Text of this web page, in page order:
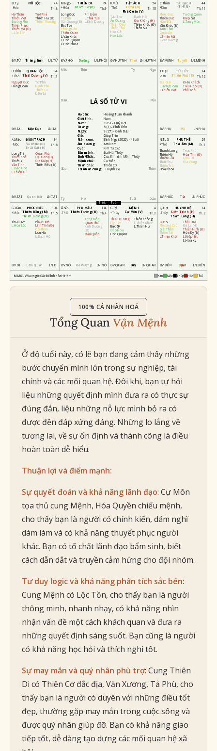
Đ.Tỵ
-Hỏa
NÔ BỘC 74
Th.8
Hỷ Thần
Thiên Việt
Đường Phù
Thiên Phúc
Thiên Mã (Đ)
L.Lộc Tồn
Tuế Phá
Thiên Hư (Đ)
Thiên Thương
ĐV.TỬ Tràng Sinh LN.TỬ
Mão
M.Ngọ
+Hỏa
THIÊN DI
Thiên Cơ (Đ)
64
Th.9
Long Đức
Tả Phù
Văn Xương (Đ)
Bát Tọa
Phong Cáo
Thiên Quan
L.Văn Khúc
L.Hóa Quyền
L.Hóa Khoa
Phi Liêm
L.Thái Tuế
L.Kình Dương
ĐV.PHỐI Dưỡng LN.PHỐI
Thìn
K.Mùi
-Thổ
TẬT ÁCH
Tử Vi (Đ)
Phá Quân (V)
54
Th.10
Tấu Thư
Ân Quang
Thiên Quý
Thiên Thọ
Hoa Cái
Hóa Lộc
Bạch Hổ
Địa Không (H)
Thiên Khốc (Đ)
Thiên Sứ
ĐV.HUYNH Thai LN.HUYNH
Tỵ
C.Thân
+Kim
TÀI BẠCH
<THÂN>
44
Th.11
Phúc Đức
Thiên Đức
Hữu Bật
Văn Khúc (Đ)
Tam Thai
Quốc Ấn
L.Thiên Mã
L.Văn Xương
Tướng Quân
Kiếp Sát
L.Tang Môn
ĐV.MỆNH Tuyệt LN.MỆNH
Ngọ
B.Thìn
+Thổ
QUAN LỘC
Thái Dương (V)
84
Th.7
Nguyệt Đức
Hồng Loan
Tử Phù
Bệnh Phù
Thiên La
L.Đà La
ĐV.TÀI Mộc Dục LN.TÀI
Dần LÁ SỐ TỬ VI
Họ tên:
Hoàng Tuấn Khanh
Giới tính:
Nam
Năm:
1983 – Quý Hợi
Tháng:
5 (3) – Bính Thìn
Ngày: 9 (27) – Đinh Dậu
Giờ: Giáp Thìn
Năm xem: Bính Ngọ (2026), 44 tuổi
Âm dương:
Âm Nam
Cục:
Kim Tứ Cục
Bản mệnh: Đại Hải Thủy
Sinh/Khắc: Cục Kim sinh Mệnh Thủy
Mệnh chủ: Cự Môn
Thân chủ:
Thiên Cơ
Lai nhân cung:
Huynh Đệ
T.Dậu
-Kim
TỬ TỨC
Thiên Phủ (B)
34
Th.12
Địa Giải
L.Hồng Loan
L.Thiên Việt
Điếu Khách
Tiểu Hao (Đ)
Phá Toái
ĐV.PHỤ Mộ LN.PHỤ
Mùi
Ấ.Mão
-Mộc
ĐIỀN TRẠCH
Vũ Khúc (Đ)
Thất Sát (H)
94
Th.6
Long Trì
Thiên Khôi
Thiên Y
Văn Tinh
L.Đào Hoa
L.Thiên Hỉ
Quan Phù
Đại Hao (Đ)
Địa Kiếp (H)
Thiên Riêu (Đ)
ĐV.TẬT Quan Đới LN.TẬT
Sửu
N.Tuất
+Thổ
PHU THÊ
Thái Âm (M)
24
Th.1
Thanh Long
Thiên Hỷ
Thiên Giải
Thai Phụ
Thiên Trù
Hóa Khoa
Trực Phù
Hỏa Tinh (Đ)
Quả Tú
Địa Võng
ĐV.PHÚC Tử LN.PHÚC
Thân
G.Dần
+Mộc
PHÚC ĐỨC
Thiên Đồng (M)
Thiên Lương (V)
104
Th.5
Thiếu Âm
L.Hóa Lộc
Phục Binh
Linh Tinh (Đ)
Cô Thần
Lưu Hà
L.Bạch Hổ
ĐV.DI Lâm Quan LN.DI
Tý
Ấ.Sửu
-Thổ
PHỤ MẪU
Thiên Tướng (Đ)
114
Th.4
Tang Môn
Quan Phủ
Kình Dương
(Đ)
Đẩu Quân
ĐV.NÔ Đế Vượng LN.NÔ
Hợi
Triệt Tuần
G.Tý
+Thủy
MỆNH
Cự Môn (V)
4
Th.3
Thiếu Dương
Lộc Tồn
Bác Sỹ
Đào Hoa
Hóa Quyền
Thiên Không
L.Thiên Khốc
L.Thiên Hư
ĐV.QUAN Suy LN.QUAN
Tuất
Q.Hợi
-Thủy
HUYNH ĐỆ
Liêm Trinh (H)
Tham Lang (H)
14
Th.2
Lực Sĩ
Phượng Các
Giải Thần
Thiên Tài
L.Thiên Khôi
Thái Tuế
Đà La (H)
Thiên Hình (Đ)
Hóa Kỵ (Đ)
L.Kiếp Sát
L.Hóa Kỵ
ĐV.ĐIỀN Bệnh LN.ĐIỀN
Dậu
M:MiếuV:VượngĐ:ĐắcB:Bình hòaH:Hãm Kim Mộc Thủy Hỏa Thổ
100% CÁ NHÂN HOÁ
Tổng QuanVận Mệnh
Ở độ tuổi này, có lẽ bạn đang cảm thấy những
bước chuyển mình lớn trong sự nghiệp, tài
chính và các mối quan hệ. Đôi khi, bạn tự hỏi
liệu những quyết định mình đưa ra có thực sự
đúng đắn, liệu những nỗ lực mình bỏ ra có
được đền đáp xứng đáng. Những lo lắng về
tương lai, về sự ổn định và thành công là điều
hoàn toàn dễ hiểu.
Thuận lợi và điểm mạnh:
Sự quyết đoán và khả năng lãnh đạo: Cự Môn
tọa thủ cung Mệnh, Hóa Quyền chiếu mệnh,
cho thấy bạn là người có chính kiến, dám nghĩ
dám làm và có khả năng thuyết phục người
khác. Bạn có tố chất lãnh đạo bẩm sinh, biết
cách dẫn dắt và truyền cảm hứng cho đội nhóm.
Tư duy logic và khả năng phân tích sắc bén:
Cung Mệnh có Lộc Tồn, cho thấy bạn là người
thông minh, nhanh nhạy, có khả năng nhìn
nhận vấn đề một cách khách quan và đưa ra
những quyết định sáng suốt. Bạn cũng là người
có khả năng học hỏi và thích nghi tốt.
Sự may mắn và quý nhân phù trợ: Cung Thiên
Di có Thiên Cơ đắc địa, Văn Xương, Tả Phù, cho
thấy bạn là người có duyên với những điều tốt
đẹp, thường gặp may mắn trong cuộc sống và
được quý nhân giúp đỡ. Bạn có khả năng giao
tiếp tốt, dễ dàng tạo dựng các mối quan hệ xã